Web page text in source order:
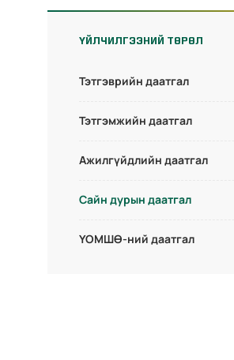
ҮЙЛЧИЛГЭЭНИЙ ТӨРӨЛ
Тэтгэврийн даатгал
Тэтгэмжийн даатгал
Ажилгүйдлийн даатгал
Сайн дурын даатгал
ҮОМШӨ-ний даатгал